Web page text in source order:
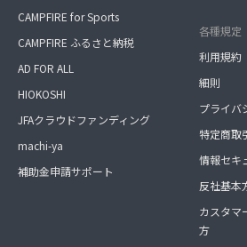
CAMPFIRE for Sports
CAMPFIRE ふるさと納税
AD FOR ALL
HIOKOSHI
JFAクラウドファンディング
machi-ya
補助金申請サポート
各種規定
利用規約
細則
プライバ
特定商取
情報セキ
反社基本
カスタマ
方